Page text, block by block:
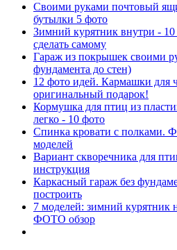
Своими руками почтовый
бутылки 5 фото
Зимний курятник внутри -
сделать самому
Гараж из покрышек своими
фундамента до стен)
12 фото идей. Кармашки для
оригинальный подарок!
Кормушка для птиц из
легко - 10 фото
Спинка кровати с полками.
моделей
Вариант скворечника для
инструкция
Каркасный гараж без
построить
7 моделей: зимний курятник
ФОТО обзор